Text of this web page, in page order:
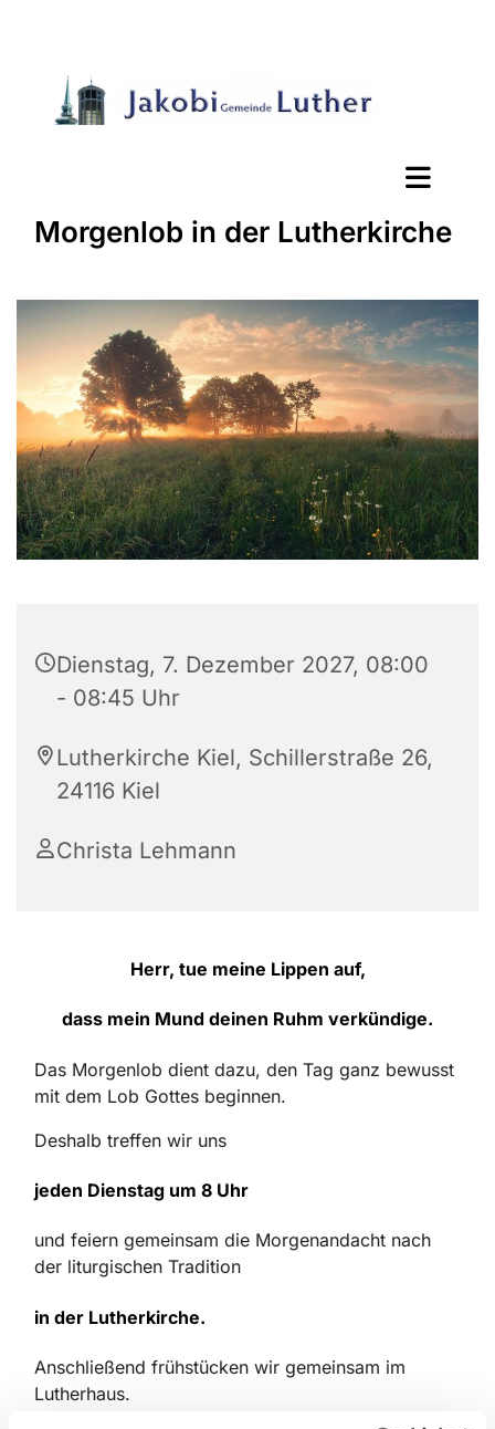
Morgenlob in der Lutherkirche
Dienstag, 7. Dezember 2027, 08:00
- 08:45 Uhr
Lutherkirche Kiel, Schillerstraße 26,
24116 Kiel
Christa Lehmann
Herr, tue meine Lippen auf,
dass mein Mund deinen Ruhm verkündige.
Das Morgenlob dient dazu, den Tag ganz bewusst
mit dem Lob Gottes beginnen.
Deshalb treffen wir uns
jeden Dienstag um 8 Uhr
und feiern gemeinsam die Morgenandacht nach
der liturgischen Tradition
in der Lutherkirche.
Anschließend frühstücken wir gemeinsam im
Lutherhaus.